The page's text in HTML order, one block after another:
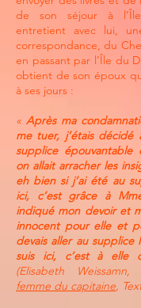
de son séjour à
entretient avec lui,
correspondance, du
en passant par l’Île du
obtient de son époux
à ses jours :
« Après ma
me tuer, j’étais
supplice épouvantable
on allait arracher les
eh bien si j’ai été au
ici, c’est grâce à
indiqué mon devoir et
innocent pour elle et
devais aller au
suis ici, c’est à elle
(Elisabeth Weissamn,
femme du capitaine,